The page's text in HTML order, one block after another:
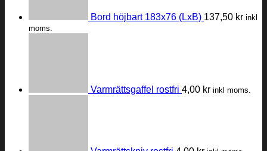
Bord höjbart 183x76 (LxB) 137,50 kr inkl
moms.
Varmrättsgaffel rostfri 4,00 kr inkl moms.